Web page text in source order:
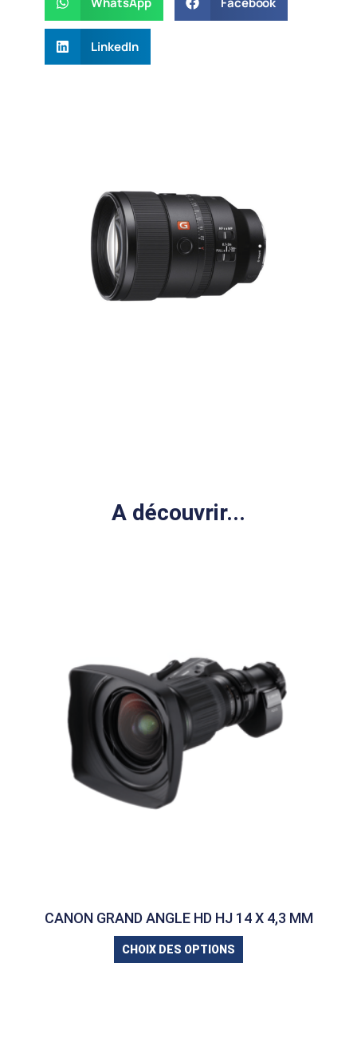
LinkedIn
A découvrir...
CANON GRAND ANGLE HD HJ 14 X 4,3 MM
CHOIX DES OPTIONS